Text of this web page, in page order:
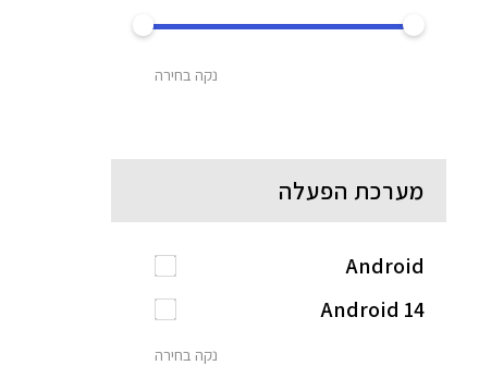
נקה בחירה
מערכת הפעלה
Android
Android 14
נקה בחירה